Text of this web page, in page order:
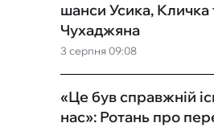
3 серпня 09:08
шанси Усика, Кличка
Чухаджяна
«Це був справжній
нас»: Ротань про